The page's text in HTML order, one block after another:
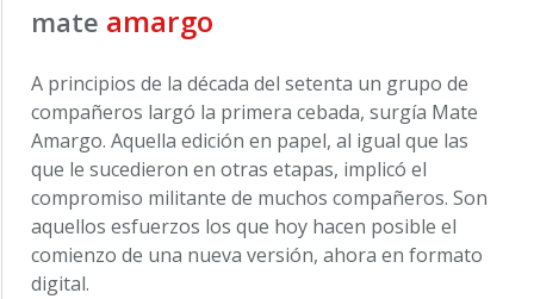
mate amargo
A principios de la década del setenta un grupo de
compañeros largó la primera cebada, surgía Mate
Amargo. Aquella edición en papel, al igual que las
que le sucedieron en otras etapas, implicó el
compromiso militante de muchos compañeros. Son
aquellos esfuerzos los que hoy hacen posible el
comienzo de una nueva versión, ahora en formato
digital.